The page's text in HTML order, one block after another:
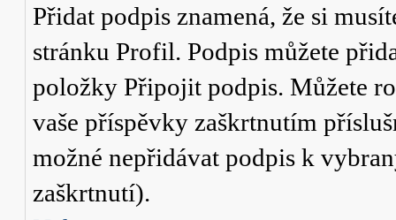
Přidat podpis znamená, že si
stránku Profil. Podpis můžete
položky Připojit podpis. Můžete
vaše příspěvky zaškrtnutím
možné nepřidávat podpis k
zaškrtnutí).